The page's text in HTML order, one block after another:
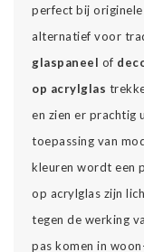
perfect bij
alternatief voor
glaspaneel of
op acrylglas
en zien er prachtig
toepassing van
kleuren wordt een
op acrylglas zijn
tegen de werking
pas komen in